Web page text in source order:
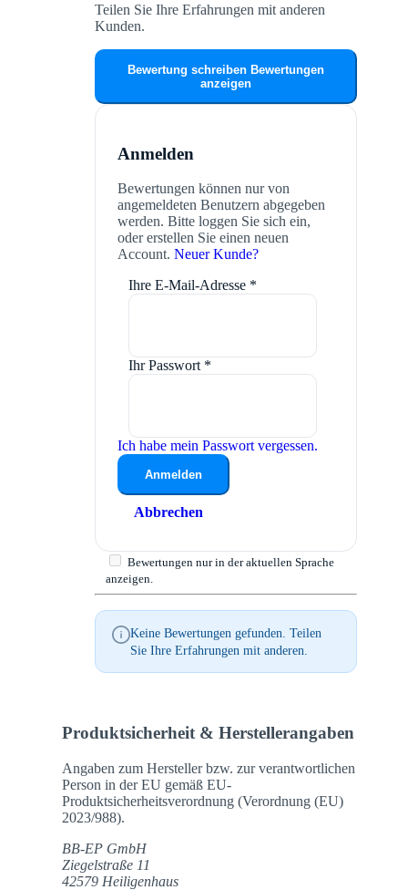
Teilen Sie Ihre Erfahrungen mit anderen
Kunden.
Bewertung schreiben Bewertungen
anzeigen
Anmelden
Bewertungen können nur von
angemeldeten Benutzern abgegeben
werden. Bitte loggen Sie sich ein,
oder erstellen Sie einen neuen
Account. Neuer Kunde?
Ihre E-Mail-Adresse *
Ihr Passwort *
Ich habe mein Passwort vergessen.
Anmelden
Abbrechen
Bewertungen nur in der aktuellen Sprache
anzeigen.
Keine Bewertungen gefunden. Teilen
Sie Ihre Erfahrungen mit anderen.
Produktsicherheit & Herstellerangaben
Angaben zum Hersteller bzw. zur verantwortlichen
Person in der EU gemäß EU-
Produktsicherheitsverordnung (Verordnung (EU)
2023/988).
BB-EP GmbH
Ziegelstraße 11
42579 Heiligenhaus